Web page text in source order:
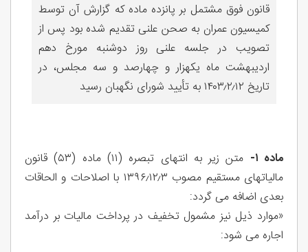
قانون فوق مشتمل بر پانزده ماده که گزارش آن توسط
کمیسیون عمران به صحن علنی تقدیم شده بود پس از
تصویب در جلسه علنی روز دوشنبه مورخ دهم
اردیبهشت ماه یکهزار و چهارصد و سه مجلس، در
تاریخ ۱۴۰۳٫۲٫۱۲ به تأیید شورای نگهبان رسید
ماده ۱-
متن زیر به انتهای تبصره (۱۱) ماده (۵۳) قانون
مالیاتهای مستقیم مصوب ۱۳۹۶٫۱۲٫۳ با اصلاحات و الحاقات
بعدی اضافه می گردد:
«موارد ذیل نیز مشمول تخفیف در پرداخت مالیات بر درآمد
اجاره می شود: